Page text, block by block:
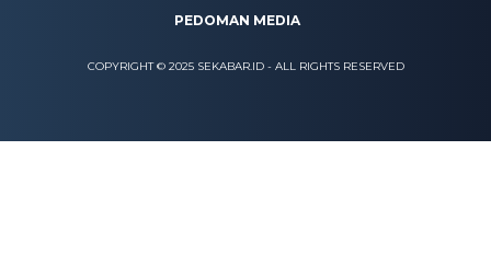
PEDOMAN MEDIA
COPYRIGHT © 2025 SEKABAR.ID - ALL RIGHTS RESERVED